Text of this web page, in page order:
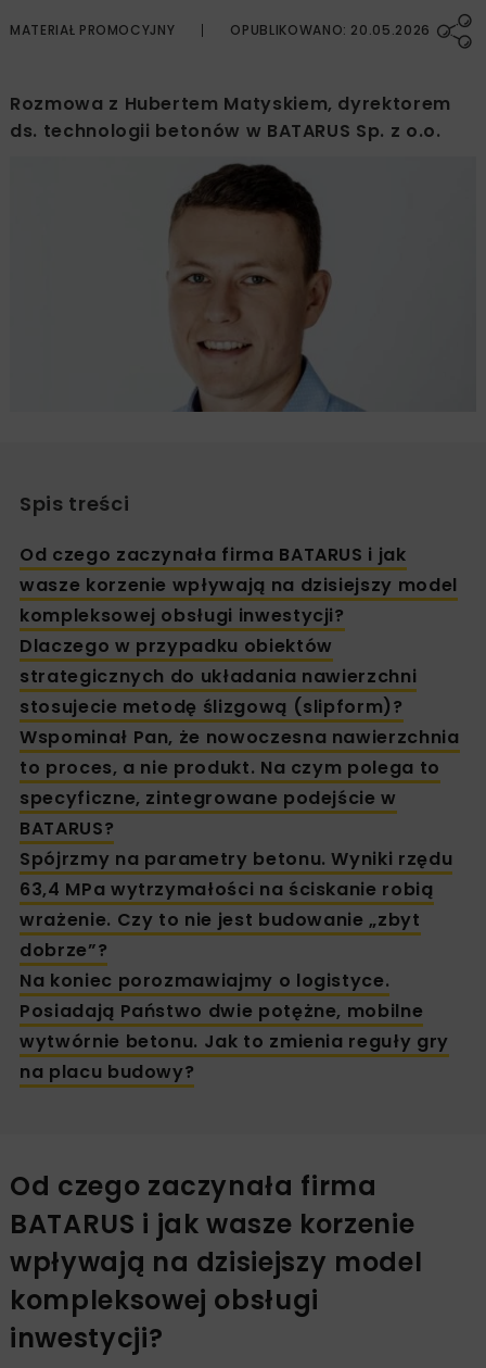
MATERIAŁ PROMOCYJNY OPUBLIKOWANO: 20.05.2026
Rozmowa z Hubertem Matyskiem, dyrektorem
ds. technologii betonów w BATARUS Sp. z o.o.
Spis treści
Od czego zaczynała firma BATARUS i jak
wasze korzenie wpływają na dzisiejszy model
kompleksowej obsługi inwestycji?
Dlaczego w przypadku obiektów
strategicznych do układania nawierzchni
stosujecie metodę ślizgową (slipform)?
Wspominał Pan, że nowoczesna nawierzchnia
to proces, a nie produkt. Na czym polega to
specyficzne, zintegrowane podejście w
BATARUS?
Spójrzmy na parametry betonu. Wyniki rzędu
63,4 MPa wytrzymałości na ściskanie robią
wrażenie. Czy to nie jest budowanie „zbyt
dobrze”?
Na koniec porozmawiajmy o logistyce.
Posiadają Państwo dwie potężne, mobilne
wytwórnie betonu. Jak to zmienia reguły gry
na placu budowy?
Od czego zaczynała firma
BATARUS i jak wasze korzenie
wpływają na dzisiejszy model
kompleksowej obsługi
inwestycji?